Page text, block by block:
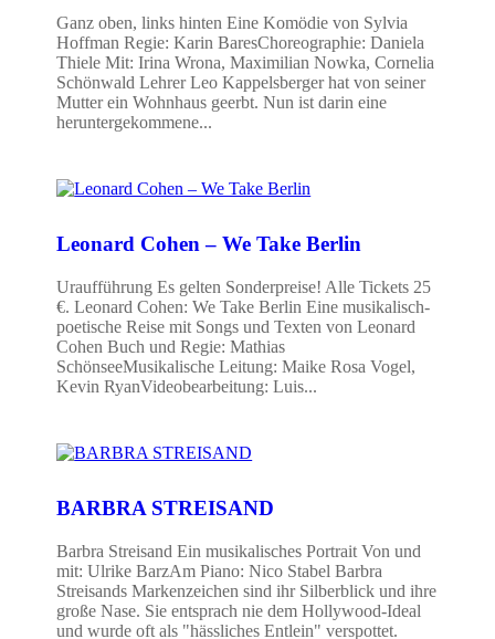
Ganz oben, links hinten Eine Komödie von Sylvia
Hoffman Regie: Karin BaresChoreographie: Daniela
Thiele Mit: Irina Wrona, Maximilian Nowka, Cornelia
Schönwald Lehrer Leo Kappelsberger hat von seiner
Mutter ein Wohnhaus geerbt. Nun ist darin eine
heruntergekommene...
Leonard Cohen – We Take Berlin
Uraufführung Es gelten Sonderpreise! Alle Tickets 25
€. Leonard Cohen: We Take Berlin Eine musikalisch-
poetische Reise mit Songs und Texten von Leonard
Cohen Buch und Regie: Mathias
SchönseeMusikalische Leitung: Maike Rosa Vogel,
Kevin RyanVideobearbeitung: Luis...
BARBRA STREISAND
Barbra Streisand Ein musikalisches Portrait Von und
mit: Ulrike BarzAm Piano: Nico Stabel Barbra
Streisands Markenzeichen sind ihr Silberblick und ihre
große Nase. Sie entsprach nie dem Hollywood-Ideal
und wurde oft als "hässliches Entlein" verspottet.